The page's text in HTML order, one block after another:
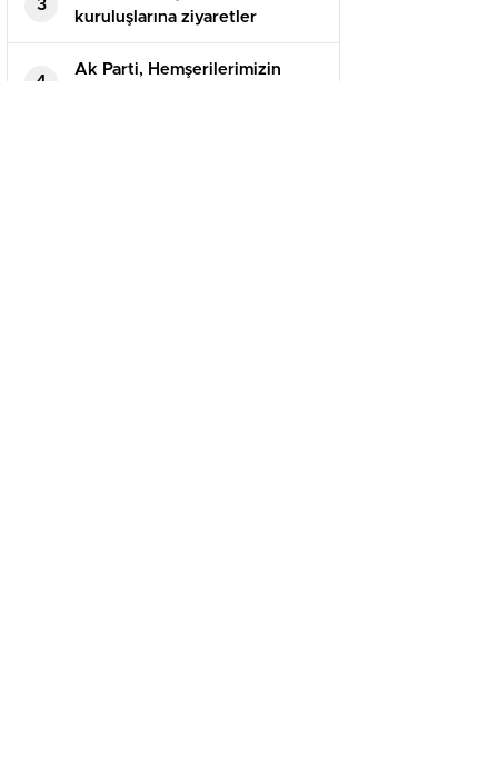
3
kuruluşlarına ziyaretler
4
Ak Parti, Hemşerilerimizin